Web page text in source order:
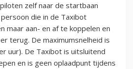
zelf naar de startbaan
die in de Taxibot
maar aan- en af te koppelen en
terug. De maximumsnelheid is
uur). De Taxibot is uitsluitend
en is geen oplaadpunt tijdens